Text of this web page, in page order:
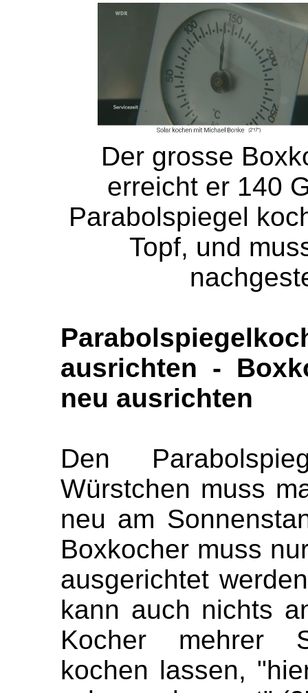
Der grosse
erreicht er 140
Parabolspiegel
Topf, und
ausrichten -
neu ausrichten
Den
Würstchen muss
neu am
Boxkocher muss
ausgerichtet
kann auch nichts
Kocher mehrer
kochen lassen,